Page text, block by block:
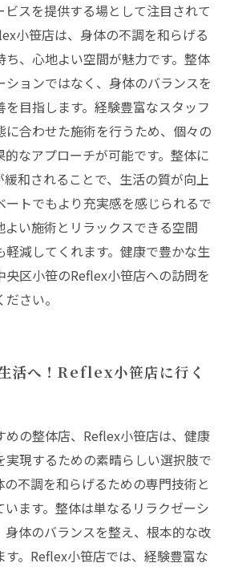
ビスを提供する場として注目されて
小笹店は、身体の不調を和らげる
ち、心地よい空間が魅力です。整体
ションではなく、身体のバランスを
目指します。経験豊富なスタッフ
に合わせた施術を行うため、個々の
なアプローチが可能です。整体に
緩和されることで、生活の質が向上
ートでもより充実感を感じられるで
よい施術とリラックスできる空間
軽減してくれます。健康で豊かな生
央区小笹のReflex小笹店への訪問を
さい。
活へ！Reflex小笹店に行く
めの整体店、Reflex小笹店は、健康
実現するための素晴らしい選択肢で
不調を和らげるための専門技術と
ます。整体は単なるリラクゼーシ
身体のバランスを整え、根本的な改
。Reflex小笹店では、経験豊富な